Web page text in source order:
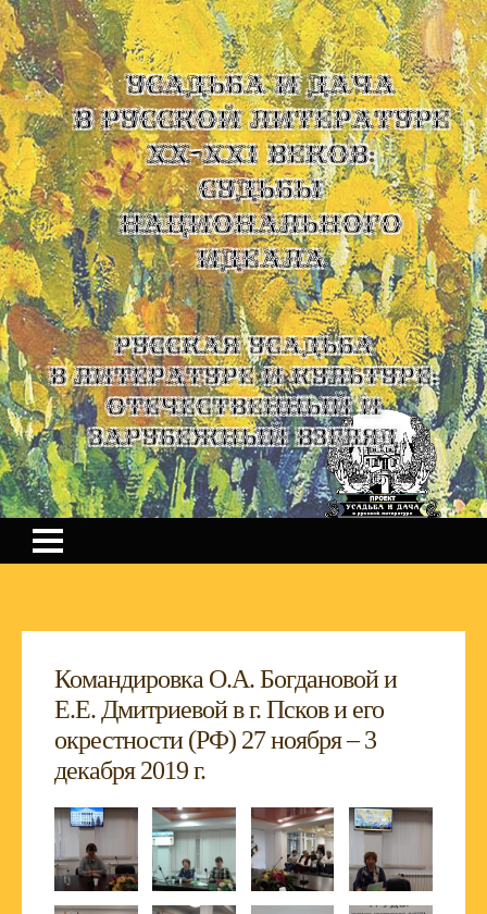
УСАДЬБА И ДАЧА
В РУССКОЙ ЛИТЕРАТУРЕ
XX-XXI ВЕКОВ:
СУДЬБЫ
НАЦИОНАЛЬНОГО
ИДЕАЛА
Русская усадьба
в литературе и культуре:
отечественный и
зарубежный взгляд
Командировка О.А. Богдановой и
Е.Е. Дмитриевой в г. Псков и его
окрестности (РФ) 27 ноября – 3
декабря 2019 г.